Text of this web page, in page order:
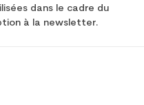
dans le cadre du
à la newsletter.